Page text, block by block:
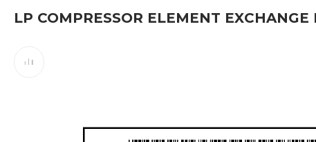
LP COMPRESSOR ELEMENT